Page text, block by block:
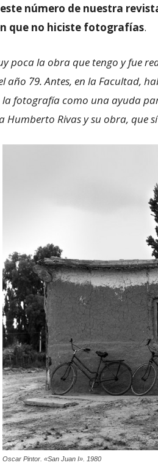
número de nuestra
que no hiciste fotografías.
poca la obra que tengo y fue
año ´79. Antes, en la Facultad,
fotografía como una ayuda
a Humberto Rivas y su obra, que
Oscar Pintor. «San Juan I». 1980